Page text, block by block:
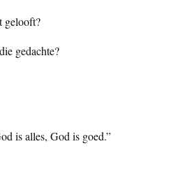
gelooft?
gedachte?
is alles, God is goed.”